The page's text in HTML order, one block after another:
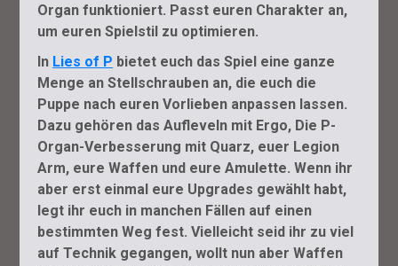
Organ funktioniert. Passt euren Charakter an,
um euren Spielstil zu optimieren.
In Lies of P bietet euch das Spiel eine ganze
Menge an Stellschrauben an, die euch die
Puppe nach euren Vorlieben anpassen lassen.
Dazu gehören das Aufleveln mit Ergo, Die P-
Organ-Verbesserung mit Quarz, euer Legion
Arm, eure Waffen und eure Amulette. Wenn ihr
aber erst einmal eure Upgrades gewählt habt,
legt ihr euch in manchen Fällen auf einen
bestimmten Weg fest. Vielleicht seid ihr zu viel
auf Technik gegangen, wollt nun aber Waffen